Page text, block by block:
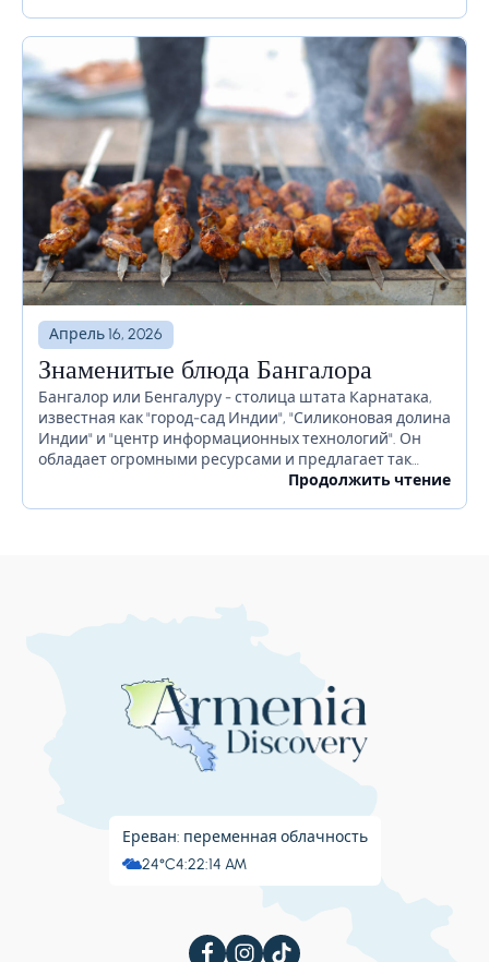
Апрель 16, 2026
Знаменитые блюда Бангалора
Бангалор или Бенгалуру - столица штата Карнатака,
известная как "город-сад Индии", "Силиконовая долина
Индии" и "центр информационных технологий". Он
обладает огромными ресурсами и предлагает так
много для своих жителей. Бангалор славится
Продолжить чтение
Ереван: переменная облачность
24°C4:22:15 AM